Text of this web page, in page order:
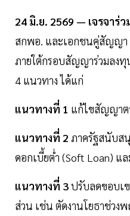
24 มิ.ย. 2569 — เจรจาร่ว
สกพอ. และเอกชนคู่สัญญ
ภายใต้กรอบสัญญาร่วมลง
4 แนวทาง ได้แก่
แนวทางที่ 1 แก้ไขสัญญาต
แนวทางที่ 2 ภาครัฐสนับส
ดอกเบี้ยต่ำ (Soft Loan) แ
แนวทางที่ 3ปรับลดขอบเ
ส่วน เช่น ตัดงานโยธาช่วง